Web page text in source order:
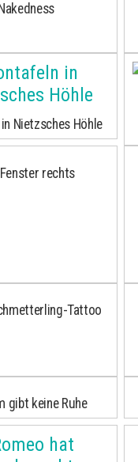
Nakedness
Nietzsches Höhle
rechts
Tattoo
gibt keine Ruhe